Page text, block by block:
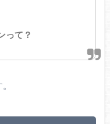
って？